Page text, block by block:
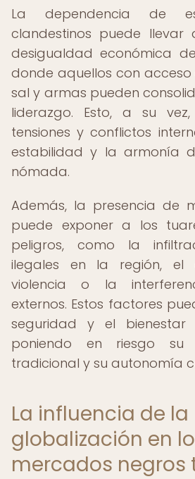
La dependencia de
clandestinos puede llevar
desigualdad económica
donde aquellos con
sal y armas pueden
liderazgo. Esto, a su
tensiones y conflictos
estabilidad y la armonía
nómada.
Además, la presencia de
puede exponer a los
peligros, como la
ilegales en la región, el
violencia o la
externos. Estos factores
seguridad y el
poniendo en riesgo
tradicional y su autonomía
La influencia de la
globalización en
mercados negros